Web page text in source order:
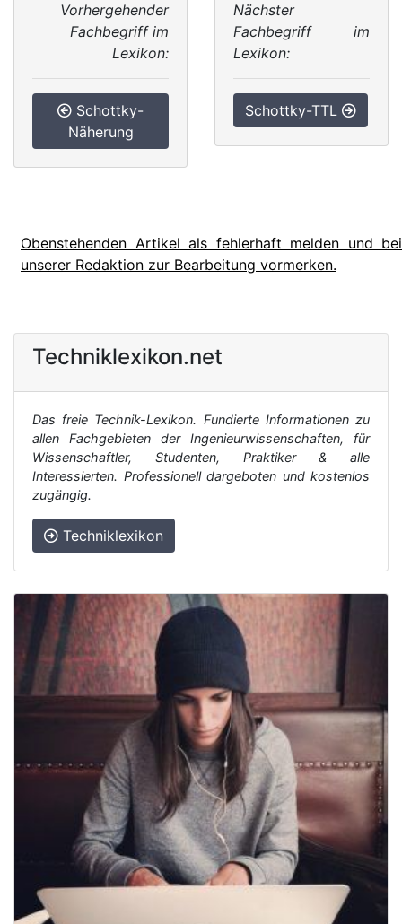
Vorhergehender
Fachbegriff im
Lexikon:
Schottky-
Näherung
Nächster
Fachbegriff im
Lexikon:
Schottky-TTL
Obenstehenden Artikel als fehlerhaft melden und bei
unserer Redaktion zur Bearbeitung vormerken.
Techniklexikon.net
Das freie Technik-Lexikon. Fundierte Informationen zu
allen Fachgebieten der Ingenieurwissenschaften, für
Wissenschaftler, Studenten, Praktiker & alle
Interessierten. Professionell dargeboten und kostenlos
zugängig.
Techniklexikon